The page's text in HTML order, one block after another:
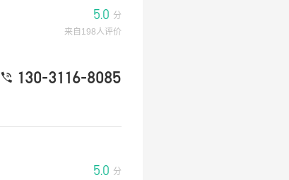
5.0 分
来自198人评价
130-3116-8085
5.0 分